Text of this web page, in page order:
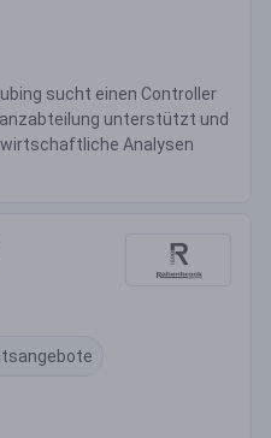
sucht einen Controller
unterstützt und
Analysen